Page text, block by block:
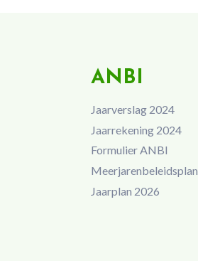
ANBI
Jaarverslag 2024
Jaarrekening 2024
Formulier ANBI
Meerjarenbeleidsplan
Jaarplan 2026